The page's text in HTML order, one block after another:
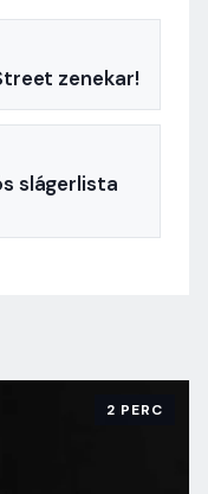
zenekar!
slágerlista
2 PERC